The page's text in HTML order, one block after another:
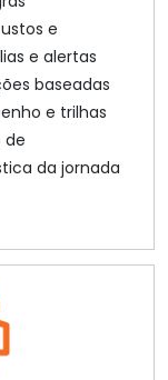
e
e alertas
baseadas
e trilhas
de
da jornada